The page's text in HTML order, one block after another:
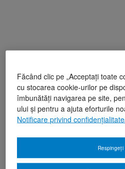
Făcând clic pe „Acceptați toate
cu stocarea cookie-urilor pe
îmbunătăți navigarea pe site,
ului și pentru a ajuta eforturile
Notificare privind